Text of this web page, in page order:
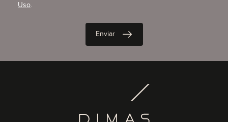
Uso.